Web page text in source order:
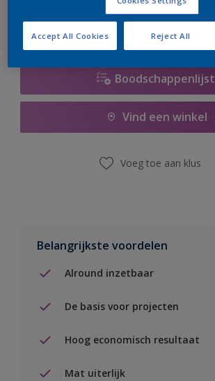
Boodschappenlijst
Vind een winkel
Voeg toe aan klus
Belangrijkste voordelen
Alround inzetbaar
De basis voor projecten
Hoog economisch resultaat
Mat uiterlijk
Reject All
Accept All Cookies